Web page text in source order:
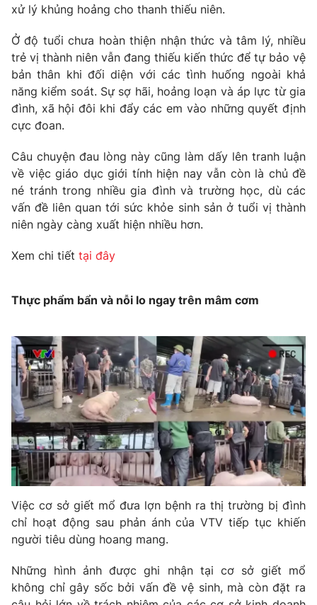
xử lý khủng hoảng cho thanh thiếu niên.
Ở độ tuổi chưa hoàn thiện nhận thức và tâm lý, nhiều
trẻ vị thành niên vẫn đang thiếu kiến thức để tự bảo vệ
bản thân khi đối diện với các tình huống ngoài khả
năng kiểm soát. Sự sợ hãi, hoảng loạn và áp lực từ gia
đình, xã hội đôi khi đẩy các em vào những quyết định
cực đoan.
Câu chuyện đau lòng này cũng làm dấy lên tranh luận
về việc giáo dục giới tính hiện nay vẫn còn là chủ đề
né tránh trong nhiều gia đình và trường học, dù các
vấn đề liên quan tới sức khỏe sinh sản ở tuổi vị thành
niên ngày càng xuất hiện nhiều hơn.
Xem chi tiết tại đây
Thực phẩm bẩn và nỗi lo ngay trên mâm cơm
Việc cơ sở giết mổ đưa lợn bệnh ra thị trường bị đình
chỉ hoạt động sau phản ánh của VTV tiếp tục khiến
người tiêu dùng hoang mang.
Những hình ảnh được ghi nhận tại cơ sở giết mổ
không chỉ gây sốc bởi vấn đề vệ sinh, mà còn đặt ra